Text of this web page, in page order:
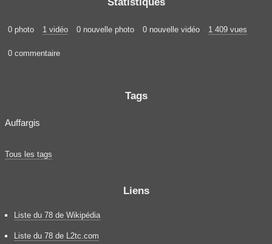
0 photo 1 vidéo 0 nouvelle photo 0 nouvelle vidéo 1 409 vues
0 commentaire
Tags
Auffargis
Tous les tags
Liens
Liste du 78 de Wikipédia
Liste du 78 de L2tc.com